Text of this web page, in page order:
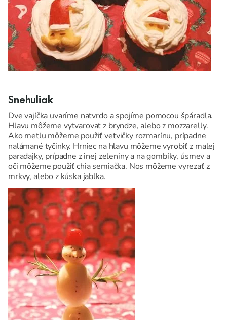
Snehuliak
Dve vajíčka uvaríme natvrdo a spojíme pomocou špáradla.
Hlavu môžeme vytvarovať z bryndze, alebo z mozzarelly.
Ako metlu môžeme použiť vetvičky rozmarínu, prípadne
nalámané tyčinky. Hrniec na hlavu môžeme vyrobiť z malej
paradajky, prípadne z inej zeleniny a na gombíky, úsmev a
oči môžeme použiť chia semiačka. Nos môžeme vyrezať z
mrkvy, alebo z kúska jablka.